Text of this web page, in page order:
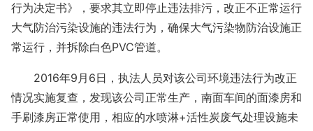
行为决定书》，要求其立即停止违法排污，改正不正常运行
大气防治污染设施的违法行为，确保大气污染物防治设施正
常运行，并拆除白色PVC管道。
2016年9月6日，执法人员对该公司环境违法行为改正
情况实施复查，发现该公司正常生产，南面车间的面漆房和
手刷漆房正常使用，相应的水喷淋+活性炭废气处理设施未